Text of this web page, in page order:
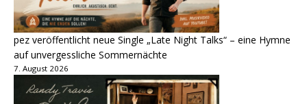
pez veröffentlicht neue Single „Late Night Talks“ – eine Hymne
auf unvergessliche Sommernächte
7. August 2026